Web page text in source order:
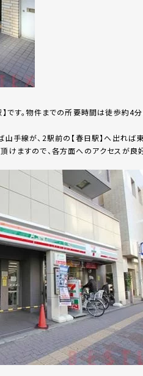
です。物件までの所要時間は徒歩約4
手線が、2駅前の【春日駅】へ出れば
けますので、各方面へのアクセスが良